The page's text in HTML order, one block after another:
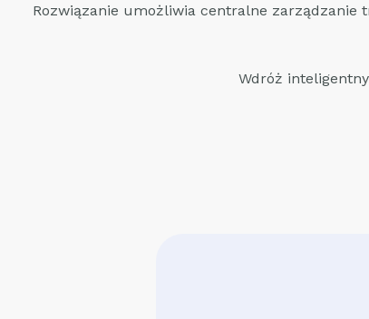
Rozwiązanie umożliwia centralne
Wdróż